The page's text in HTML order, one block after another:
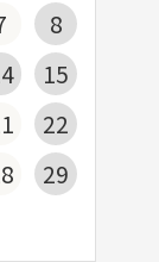
8
15
22
29